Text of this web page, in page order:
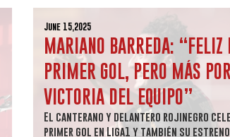
June 15,2025
MARIANO BARREDA: “FELIZ
PRIMER GOL, PERO MÁS
VICTORIA DEL EQUIPO”
El canterano y delantero rojinegro
primer gol en Liga1 y también su